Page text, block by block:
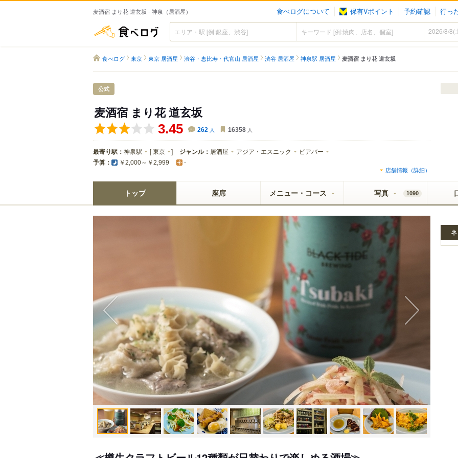
麦酒宿 まり花 道玄坂 - 神泉（居酒屋） 食べログについて 保有Vポイント 予約確認 行っ
食べログ
食べログ 東京 東京 居酒屋 渋谷・恵比寿・代官山 居酒屋 渋谷 居酒屋 神泉駅 居酒屋 麦酒宿 まり花 道玄坂
公式
麦酒宿 まり花 道玄坂
3.45 262 人 16358 人
最寄り駅： 神泉駅 [東京 ] ジャンル： 居酒屋 アジア・エスニック ビアバー
予算： ￥2,000～￥2,999 -
店舗情報（詳細）
トップ 座席 メニュー・コース 写真 1090